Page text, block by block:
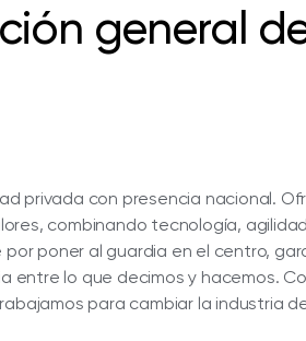
general
privada con presencia nacional.
combinando tecnología,
poner al guardia en el centro,
entre lo que decimos y hacemos.
para cambiar la industria